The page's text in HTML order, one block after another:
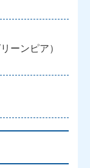
ーンピア）